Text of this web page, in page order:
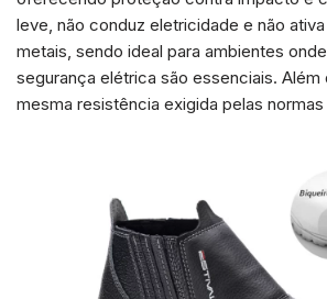
leve, não conduz eletricidade e não
metais, sendo ideal para ambientes
segurança elétrica são essenciais. Além
mesma resistência exigida pelas